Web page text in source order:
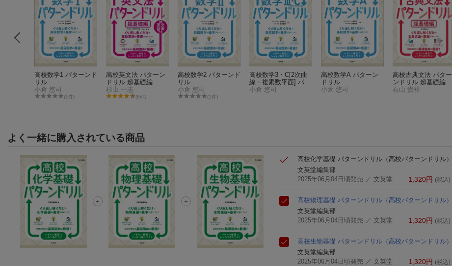
高校数学1 パターンド
リル
小倉 悠司
(1件)
高校英文法 パターン
ドリル 超基礎編
杉山 一志
(8件)
高校数学2 パターンド
リル
小倉 悠司
(1件)
高校数学3・C[2次曲
線・複素数平面] パタ
ーンドリル
小倉 悠司
高校数学A パターン
ドリル
小倉 悠司
高校古典文法 パター
ンドリル 超基礎編
石山 貴裕
よく一緒に購入されている商品
高校化学基礎 パターンドリル（高校パターンドリル）
文英堂編集部
2025年06月04日頃発売 ／ 文英堂 1,320円 (税込)
高校物理基礎 パターンドリル（高校パターンドリル）
文英堂編集部
2025年06月04日頃発売 ／ 文英堂 1,320円 (税込)
高校生物基礎 パターンドリル（高校パターンドリル）
文英堂編集部
2025年06月04日頃発売 ／ 文英堂 1,320円 (税込)